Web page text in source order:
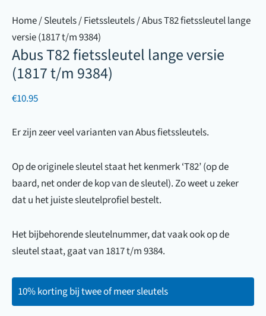
Home/Sleutels/Fietssleutels/ Abus T82 fietssleutel lange
versie (1817 t/m 9384)
Abus T82 fietssleutel lange versie
(1817 t/m 9384)
€10.95
Er zijn zeer veel varianten van Abus fietssleutels.
Op de originele sleutel staat het kenmerk ‘T82’ (op de
baard, net onder de kop van de sleutel). Zo weet u zeker
dat u het juiste sleutelprofiel bestelt.
Het bijbehorende sleutelnummer, dat vaak ook op de
sleutel staat, gaat van 1817 t/m 9384.
10% korting bij twee of meer sleutels